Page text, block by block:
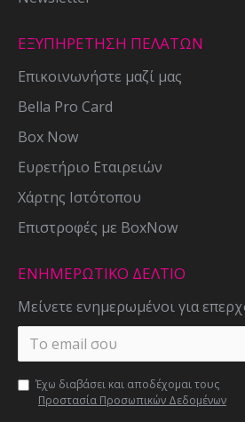
ΕΞΥΠΗΡΕΤΗΣΗ ΠΕΛΑΤΩΝ
Επικοινωνήστε μαζί μας
Bella Pro Card
Box Now
Ευρετήριο Εταιρειών
Χάρτης Ιστότοπου
Επιστροφές με BoxNow
ΕΝΗΜΕΡΩΤΙΚΌ ΔΕΛΤΊΟ
Μείνετε ενημερωμένοι για
Έχω διαβάσει και αποδέχομαι τους
Προστασία Προσωπικών Δεδομένων